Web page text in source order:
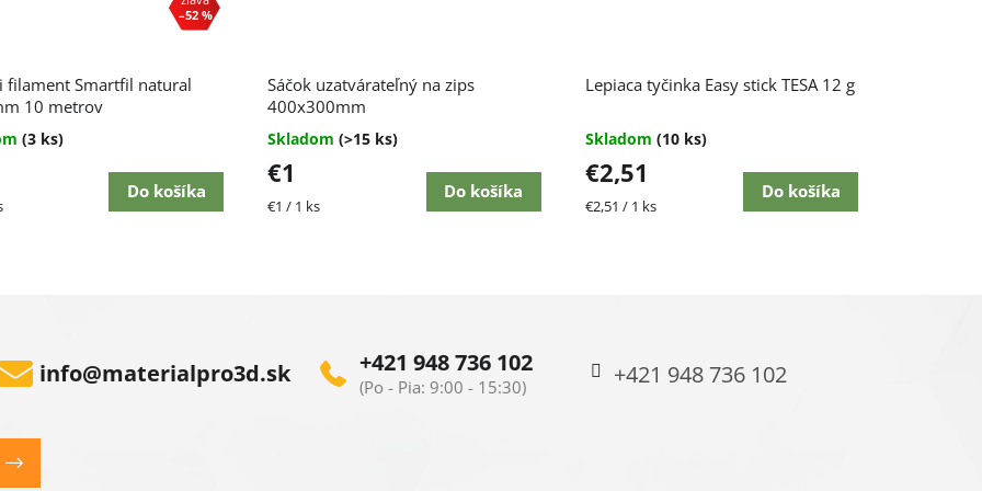
–52 %
filament Smartfil natural
10 metrov
(3 ks)
Do košíka
Sáčok uzatvárateľný na zips
400x300mm
hodnotenie
produktu
4,5
z
hviezdičiek.
Skladom (>15 ks)
€1
Jednotková
€1 / 1 ks
Do košíka
Lepiaca tyčinka Easy stick TESA 12 g
Skladom (10 ks)
€2,51
Jednotková
€2,51 / 1 ks
Do košíka
info@materialpro3d.sk +421 948 736 102 +421 948 736 102